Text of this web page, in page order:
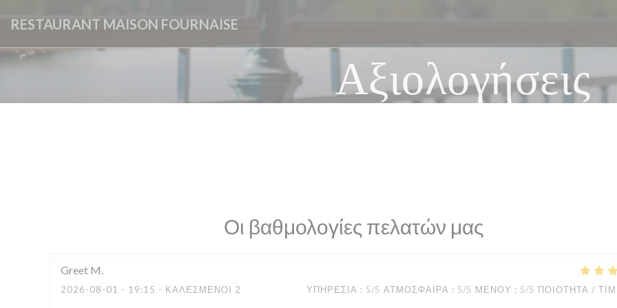
RESTAURANT MAISON FOURNAISE
Αξιολογήσεις
Οι βαθμολογίες πελατών μας
Greet M
2026-08-01 - 19:15 - ΚΑΛΕΣΜΈΝΟΙ 2 ΥΠΗΡΕΣΊΑ : 5/5 ΑΤΜΌΣΦΑΙΡΑ : 5/5 ΜΕΝΟΎ : 5/5 ΠΟΙΌΤΗΤΑ /